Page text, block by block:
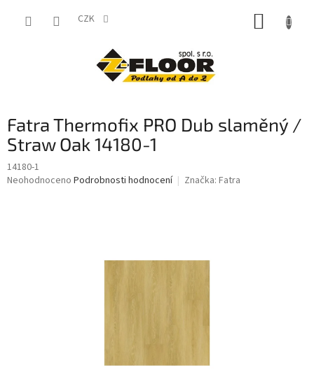
CZK
Fatra Thermofix PRO Dub slaměný /
Straw Oak 14180-1
14180-1
Průměrné
Neohodnoceno Podrobnosti hodnocení Značka: Fatra